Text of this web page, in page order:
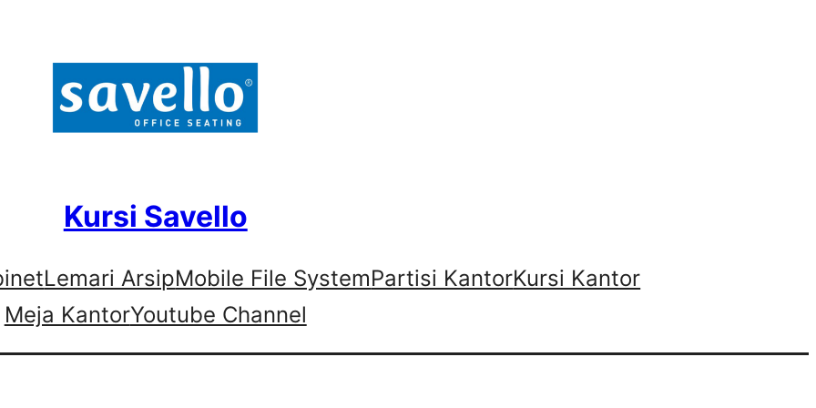
Kursi Savello
Lemari ArsipMobile File SystemPartisi KantorKursi Kantor
Meja KantorYoutube Channel